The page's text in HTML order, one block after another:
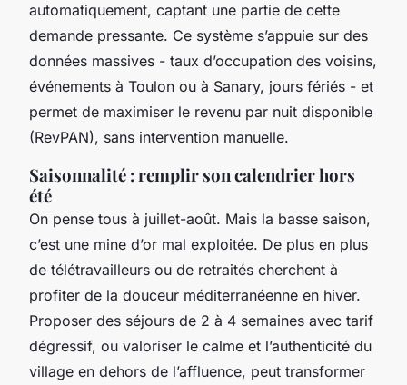
automatiquement, captant une partie de cette
demande pressante. Ce système s’appuie sur des
données massives - taux d’occupation des voisins,
événements à Toulon ou à Sanary, jours fériés - et
permet de maximiser le revenu par nuit disponible
(RevPAN), sans intervention manuelle.
Saisonnalité : remplir son calendrier hors
été
On pense tous à juillet-août. Mais la basse saison,
c’est une mine d’or mal exploitée. De plus en plus
de télétravailleurs ou de retraités cherchent à
profiter de la douceur méditerranéenne en hiver.
Proposer des séjours de 2 à 4 semaines avec tarif
dégressif, ou valoriser le calme et l’authenticité du
village en dehors de l’affluence, peut transformer